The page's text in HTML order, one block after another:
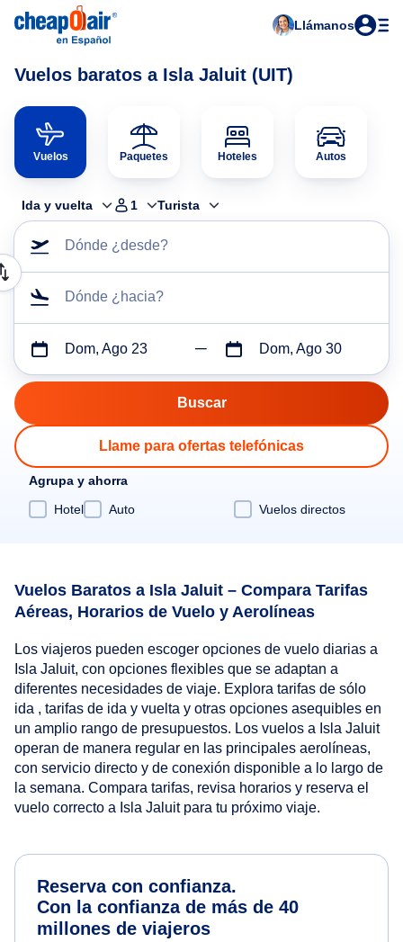
Llámanos
Vuelos baratos a Isla Jaluit (UIT)
Vuelos Paquetes Hoteles Autos
Ida y vuelta 1 Turista
Dónde ¿desde?
Dónde ¿hacia?
Dom, Ago 23 Dom, Ago 30
Llame para ofertas telefónicas
Agrupa y ahorra
Hotel
Auto Vuelos directos
Vuelos Baratos a Isla Jaluit – Compara Tarifas
Aéreas, Horarios de Vuelo y Aerolíneas
Los viajeros pueden escoger opciones de vuelo diarias a
Isla Jaluit, con opciones flexibles que se adaptan a
diferentes necesidades de viaje. Explora tarifas de sólo
ida , tarifas de ida y vuelta y otras opciones asequibles en
un amplio rango de presupuestos. Los vuelos a Isla Jaluit
operan de manera regular en las principales aerolíneas,
con servicio directo y de conexión disponible a lo largo de
la semana. Compara tarifas, revisa horarios y reserva el
vuelo correcto a Isla Jaluit para tu próximo viaje.
Reserva con confianza.
Con la confianza de más de 40
millones de viajeros